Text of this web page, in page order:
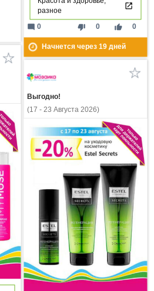
разное
thumb_down 0 thumb_up 0
mode_comment 0
Начнется через 19дней
Выгодно!
(17 - 23 Августа 2026)